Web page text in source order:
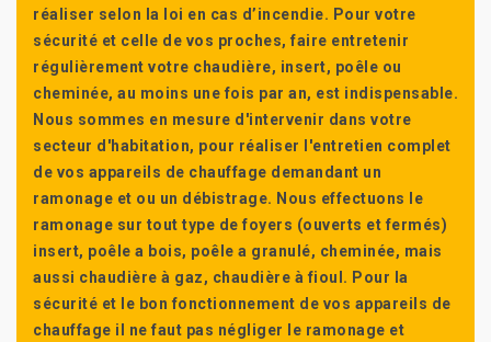
réaliser selon la loi en cas d’incendie. Pour votre
sécurité et celle de vos proches, faire entretenir
régulièrement votre chaudière, insert, poêle ou
cheminée, au moins une fois par an, est indispensable.
Nous sommes en mesure d'intervenir dans votre
secteur d'habitation, pour réaliser l'entretien complet
de vos appareils de chauffage demandant un
ramonage et ou un débistrage. Nous effectuons le
ramonage sur tout type de foyers (ouverts et fermés)
insert, poêle a bois, poêle a granulé, cheminée, mais
aussi chaudière à gaz, chaudière à fioul. Pour la
sécurité et le bon fonctionnement de vos appareils de
chauffage il ne faut pas négliger le ramonage et